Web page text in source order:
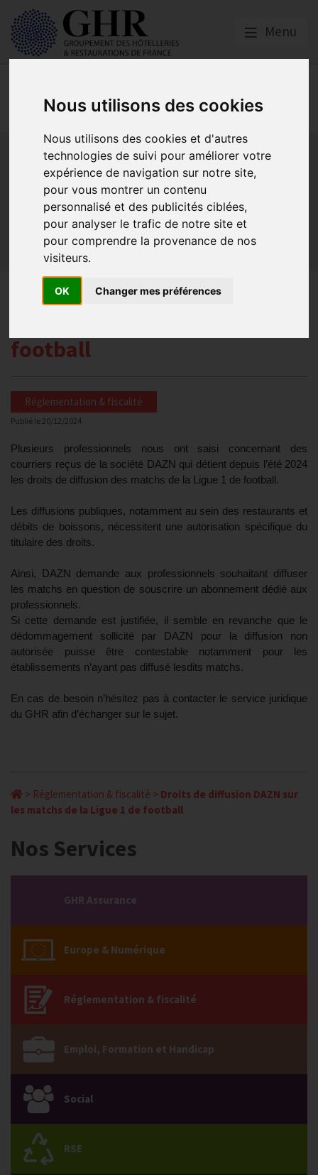
Nous utilisons des cookies
Nous utilisons des cookies et d'autres
technologies de suivi pour améliorer votre
expérience de navigation sur notre site,
pour vous montrer un contenu
personnalisé et des publicités ciblées,
pour analyser le trafic de notre site et
pour comprendre la provenance de nos
visiteurs.
OK Changer mes préférences
Menu
fiscalité
Bail commercial Hygiène La SACEM et la SPRE
Les formations obligatoires
Les obligations dans les débits de boissons et les
discothèques
Les obligations dans les hôtels
Les obligations dans les restaurants
Sécurité et Accessibilité
Droits de diffusion DAZN sur
football
Réglementation & fiscalité
Publié le 20/12/2024
Plusieurs professionnels nous ont saisi concernant des
courriers reçus de la société DAZN qui détient depuis l’été 2024
les droits de diffusion des matchs de la Ligue 1 de football.
Les diffusions publiques, notamment au sein des restaurants et
débits de boissons, nécessitent une autorisation spécifique du
titulaire des droits.
Ainsi, DAZN demande aux professionnels souhaitant diffuser
les matchs en question de souscrire un abonnement dédié aux
professionnels.
Si cette demande est justifiée, il semble en revanche que le
dédommagement sollicité par DAZN pour la diffusion non
autorisée puisse être contestable notamment pour les
établissements n’ayant pas diffusé lesdits matchs.
En cas de besoin n’hésitez pas à contacter le service juridique
du GHR afin d’échanger sur le sujet.
> Réglementation & fiscalité > Droits de diffusion DAZN sur
les matchs de la Ligue 1 de football
Nos Services
GHR Assurance
Europe & Numérique
Réglementation & fiscalité
Emploi, Formation et Handicap
Social
RSE